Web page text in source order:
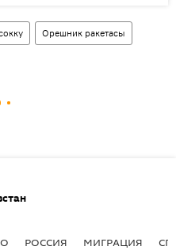
Орешник ракетасы
РОССИЯ МИГРАЦИЯ